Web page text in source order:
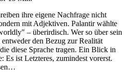
ihre eigene Nachfrage nicht
mit Adjektiven. Palantir wählte
– überirdisch. Wer so über sein
den Bezug zur Realität
diese Sprache tragen. Ein Blick in
Es ist Letzteres, zumindest vorerst.